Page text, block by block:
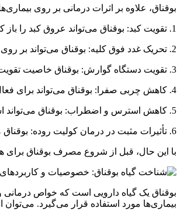
بوقناق، علاوه بر اثرات درمانی بر روی
1. تقویت کبد: بوقناق می‌تواند عروق کبد را باز کرده، کبد را پاکسازی کرده و سموم را از بدن دفع کند. این فعالیت می‌تواند باعث پاکسازی پوست و کاهش جوش‌ها شود.
2. تحریک غدد فوق کلیه: بوقناق می‌تواند بر روی غدد فوق کلیه تأثیر فعال‌کننده داشته باشد و آنها را تحریک کند.
3. تقویت دستگاه گوارش: بوقناق خاصیت تقویت کننده برای دستگاه گوارش دارد و می‌تواند ورم و نفخ معده را کاهش دهد، روده را نرم کند و یبوست را برطرف کند.
4. کاهش چربی صفرا: بوقناق می‌تواند برای فعال کردن صفرا و کاهش چربی‌ها مؤثر باشد.
5. کاهش استرس و اضطراب: بوقناق می‌تواند استرس و اضطراب را کاهش داده و تأثیر خوبی روی عصبانیت داشته باشد.
6. تأثیرات مثبت در درمان کولیت روده: بوقناق می‌تواند در درمان کولیت روده تأثیرات مثبتی داشته باشد.
با این حال، قبل از شروع مصرف بوقناق برای
بوقناق یک گیاه دارویی است که خواص درمانی
بیماری‌ها مورد استفاده قرار می‌گیرد.